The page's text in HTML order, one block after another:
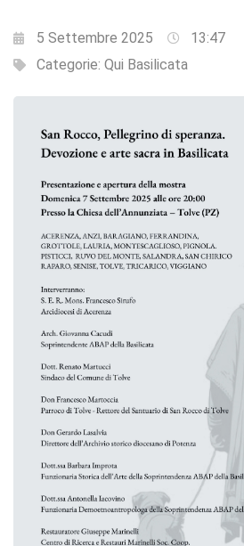
5 Settembre 2025
13:47
Categorie: Qui Basilicata